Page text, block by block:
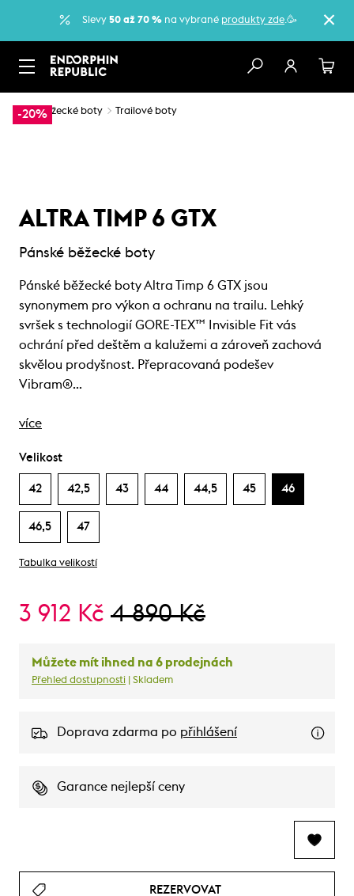
Slevy 50 až 70 % na vybrané produkty zde.🥳
-20%
… Běžecké boty Trailové boty
ALTRA TIMP 6 GTX
Pánské běžecké boty
Pánské běžecké boty Altra Timp 6 GTX jsou
synonymem pro výkon a ochranu na trailu. Lehký
svršek s technologií GORE-TEX™ Invisible Fit vás
ochrání před deštěm a kalužemi a zároveň zachová
skvělou prodyšnost. Přepracovaná podešev
Vibram®…
více
Velikost
42 42,5 43 44 44,5 45 46
46,5 47
Tabulka velikostí
3 912 Kč 4 890 Kč
Můžete mít ihned na 6 prodejnách
Přehled dostupnosti | Skladem
Doprava zdarma po přihlášení
Garance nejlepší ceny
REZERVOVAT